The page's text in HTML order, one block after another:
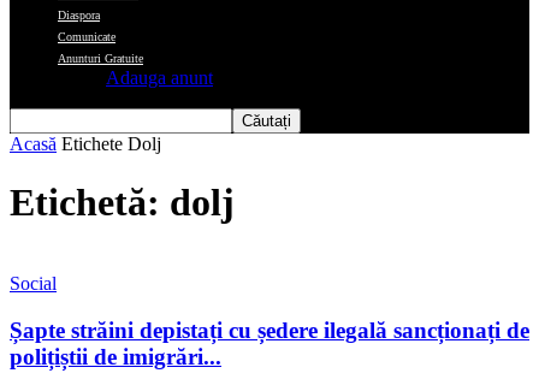
Diaspora
Comunicate
Anunturi Gratuite
Adauga anunt
Acasă Etichete Dolj
Etichetă: dolj
Social
Șapte străini depistați cu ședere ilegală sancționați de
polițiștii de imigrări...